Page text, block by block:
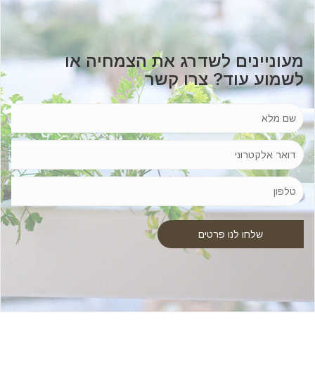
מעוניינים לשדרג את הצמחיה או
לשמוע עוד? צרו קשר